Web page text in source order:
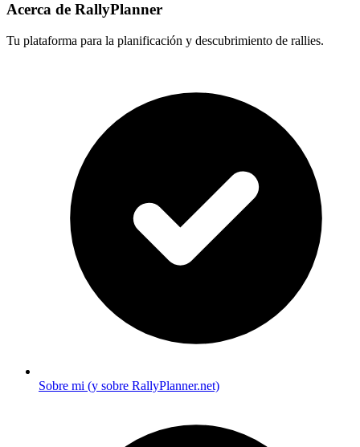
Acerca de RallyPlanner
Tu plataforma para la planificación y descubrimiento de rallies.
Sobre mi (y sobre RallyPlanner.net)